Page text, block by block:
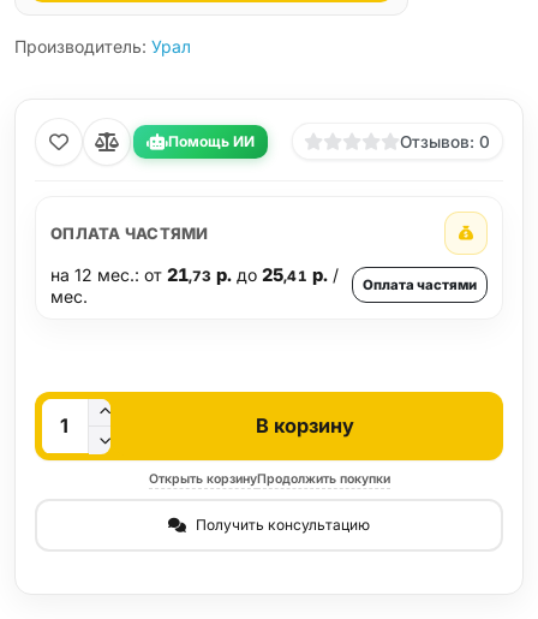
Производитель: Урал
Помощь ИИ Отзывов: 0
ОПЛАТА ЧАСТЯМИ
на 12 мес.: от 21,73 р. до25,41 р./
мес.
Оплата частями
Кол-во
В корзину
Открыть корзинуПродолжить покупки
Получить консультацию